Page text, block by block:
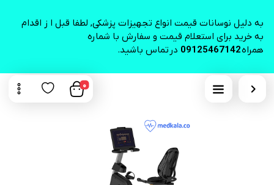
به دلیل نوسانات قیمت انواع تجهیزات پزشکی, لطفا قبل ا ز اقدام
به خرید برای استعلام قیمت و سفارش با شماره
همراه09125467142 در تماس باشید.
0